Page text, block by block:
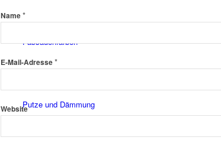
Fassadenfarben
Putze und Dämmung
Name*
E-Mail-Adresse*
Website